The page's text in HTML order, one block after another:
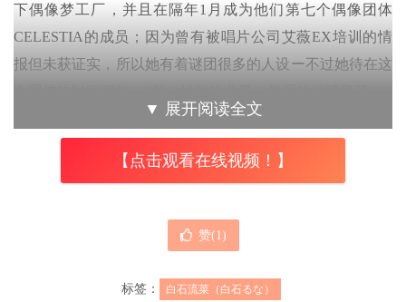
下偶像梦工厂，并且在隔年1月成为他们第七个偶像团体
CELESTIA的成员；因为曾有被唱片公司艾薇EX培训的情
报但未获证实，所以她有着谜团很多的人设ー不过她待在这
也就是说户井田みう(户井田美羽)的偶像生涯只有短短4个月
的时间，然后一年多她就成为艾薇女艺人白石るな(白石流
菜)，然后以业界拍片的流程来看，她不做偶像后大概半年
所以片商没有骗人，白石るな(白石流菜）确实当过偶像，
只是资料有很多错误，她的偶像资历很短、活跃的时间也不
▼ 展开阅读全文
【点击观看在线视频！】
赞(1)
标签： 白石流菜（白石るな）